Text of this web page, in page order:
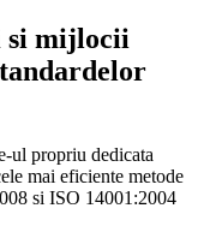
si mijlocii
ul propriu dedicata
mai eficiente metode
si ISO 14001:2004